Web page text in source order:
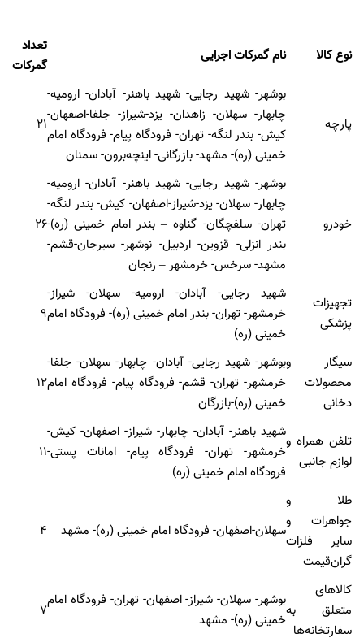
نوع کالا نام گمرکات اجرایی
تعداد
گمرکات
پارچه
بوشهر- شهید رجایی- شهید باهنر- آبادان- ارومیه-
چابهار- سهلان- زاهدان- یزد-شیراز- جلفا-اصفهان-
کیش- بندر لنگه- تهران- فرودگاه پیام- فرودگاه امام
خمینی (ره)- مشهد- بازرگانی- اینچه‌برون- سمنان
۲۱
خودرو
بوشهر- شهید رجایی- شهید باهنر- آبادان- ارومیه-
چابهار- سهلان- یزد-شیراز-اصفهان- کیش- بندر لنگه-
تهران- سلفچگان- گناوه – بندر امام خمینی (ره)-
بندر انزلی- قزوین- اردبیل- نوشهر- سیرجان-قشم-
مشهد- سرخس- خرمشهر – زنجان
۲۶
تجهیزات
پزشکی
شهید رجایی- آبادان- ارومیه- سهلان- شیراز-
خرمشهر- تهران- بندر امام خمینی (ره)- فرودگاه امام
خمینی (ره)
۹
سیگار و
محصولات
دخانی
بوشهر- شهید رجایی- آبادان- چابهار- سهلان- جلفا-
خرمشهر- تهران- قشم- فرودگاه پیام- فرودگاه امام
خمینی (ره)-بازرگان
۱۲
تلفن همراه و
لوازم جانبی
شهید باهنر- آبادان- چابهار- شیراز- اصفهان- کیش-
خرمشهر- تهران- فرودگاه پیام- امانات پستی-
فرودگاه امام خمینی (ره)
۱۱
طلا و
جواهرات و
سایر فلزات
گران‌قیمت
سهلان-اصفهان- فرودگاه امام خمینی (ره)- مشهد ۴
کالاهای
متعلق به
سفارتخانه‌ها
بوشهر- سهلان- شیراز- اصفهان- تهران- فرودگاه امام
خمینی (ره)- مشهد
۷